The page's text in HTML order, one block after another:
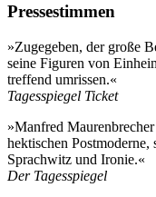
Pressestimmen
»Zugegeben, der große
seine Figuren von
treffend umrissen.«
Tagesspiegel Ticket
»Manfred
hektischen
Sprachwitz und Ironie.«
Der Tagesspiegel